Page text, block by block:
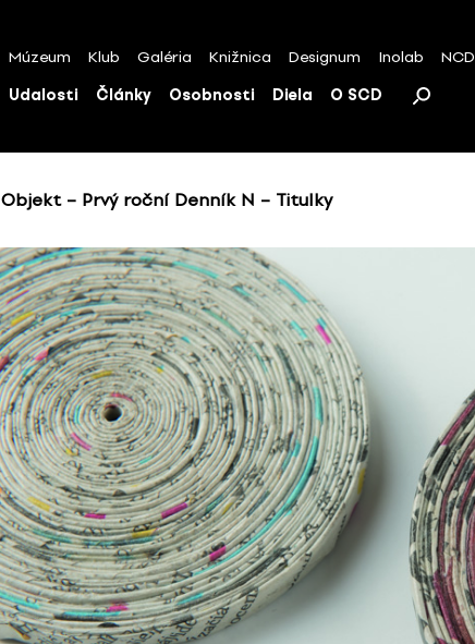
Múzeum Klub Galéria Knižnica Designum Inolab NCD
Udalosti Články Osobnosti Diela O SCD
Objekt – Prvý roční Denník N – Titulky